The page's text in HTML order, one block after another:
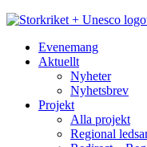
Evenemang
Aktuellt
Nyheter
Nyhetsbrev
Projekt
Alla projekt
Regional